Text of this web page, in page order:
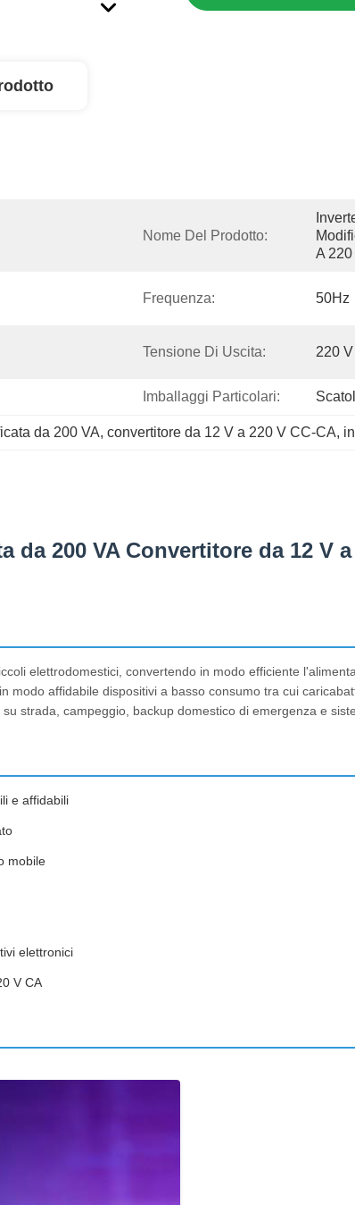
Nome Del Prodotto:
A 220
Frequenza: 50Hz
Tensione Di Uscita: 220
Imballaggi Particolari:
da 200 VA, convertitore da 12 V a 220 V CC-CA,
200 VA Convertitore da 12 V a
elettrodomestici, convertendo in modo efficiente
affidabile dispositivi a basso consumo tra cui
strada, campeggio, backup domestico di emergenza e
e affidabili
mobile
elettronici
V CA